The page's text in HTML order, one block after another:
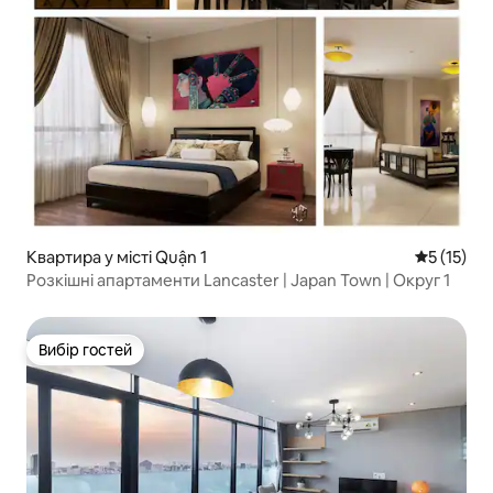
Квартира у місті Quận 1 Середня
5 (15)
Розкішні апартаменти Lancaster | Japan Town | Округ 1
Вибір гостей
Вибір гостей